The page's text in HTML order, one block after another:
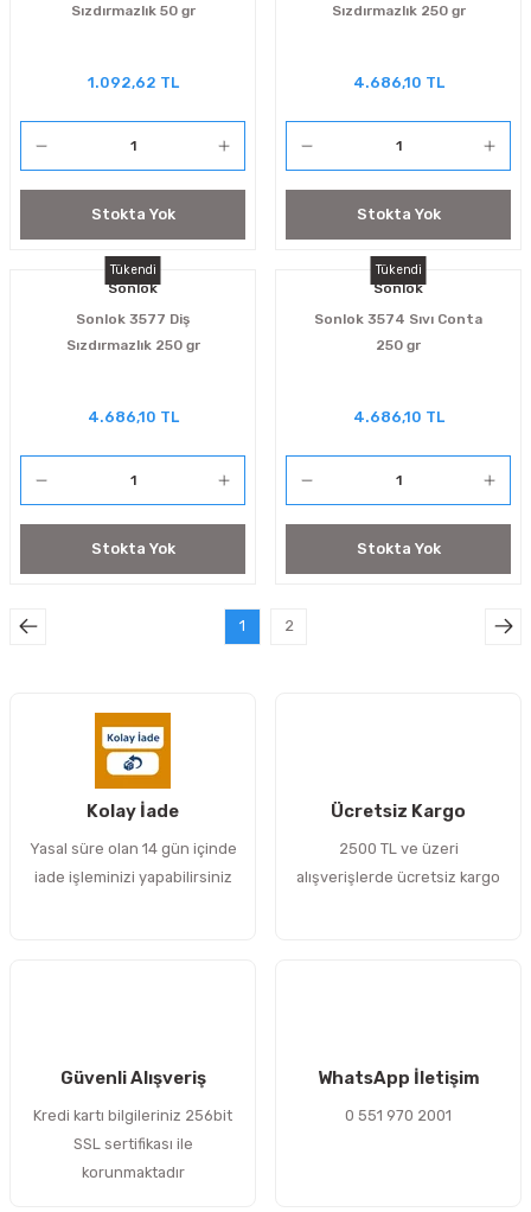
Sızdırmazlık 50 gr
1.092,62 TL
Stokta Yok
Sızdırmazlık 250 gr
4.686,10 TL
Stokta Yok
Tükendi
Sonlok
Sonlok 3577 Diş
Sızdırmazlık 250 gr
4.686,10 TL
Stokta Yok
Tükendi
Sonlok
Sonlok 3574 Sıvı Conta
250 gr
4.686,10 TL
Stokta Yok
1 2
Kolay İade
Yasal süre olan 14 gün içinde
iade işleminizi yapabilirsiniz
Ücretsiz Kargo
2500 TL ve üzeri
alışverişlerde ücretsiz kargo
Güvenli Alışveriş
Kredi kartı bilgileriniz 256bit
SSL sertifikası ile
korunmaktadır
WhatsApp İletişim
0 551 970 2001